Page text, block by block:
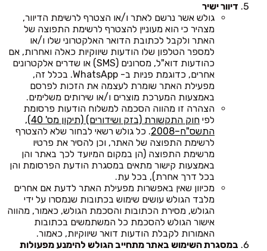
דיוור ישיר
גולש אשר נרשם לאתר ו/או הצטרף לרשימת הדיוור,
מצהיר כי הוא מעוניין להצטרף לרשימת התפוצה של
האתר ולקבל לכתובת הדואר האלקטרוני שלו ו/או
למספר הטלפון שלו הודעות שיווקיות כאלה ואחרות, אם
כהודעות דוא"ל, מסרונים (SMS) או שדרים אלקטרונים
אחרים, כדוגמת פניות ב- WhatsApp. בכלל זה,
מפעילת האתר שומרת לעצמה את הזכות לפרסם
באמצעות המערכת מוצרים ו/או שירותים משלימים.
הצהרה זו מהווה הסכמה למשלוח הודעות פרסומת
לפי
חוק התקשורת (בזק ושידורים) (תיקון מס' 40),
התשס"ח–2008
. כל גולש רשאי לבחור שלא להצטרף
לרשימת התפוצה של האתר, וכן להסיר את פרטיו
מרשימת התפוצה (הן במקום המיועד לכך באתר והן
באמצעות קישור מתאים במסגרת הודעת הפרסומת והן
בכל דרך אחרת), בכל עת.
מכיוון שאין באפשרות מפעילת האתר לדעת אם אחרים
מלבד הגולש עושים שימוש בכתובות שנמסרו על ידי
הגולש, מסירת הכתובות והסכמת הגולש, כאמור, מהווה
אישור הגולש להסכמת כל המשתמשים בכתובות
האמורות לקבלת הודעות דואר שיווקיות, כאמור.
במסגרת השימוש באתר מתחייב הגולש להימנע מפעולות